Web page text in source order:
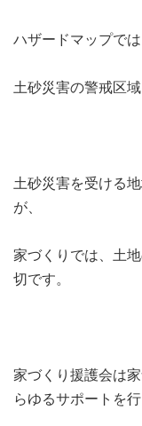
ハザードマップで
土砂災害の警戒区
土砂災害を受ける
が、
家づくりでは、土
切です。
家づくり援護会は
らゆるサポートを行